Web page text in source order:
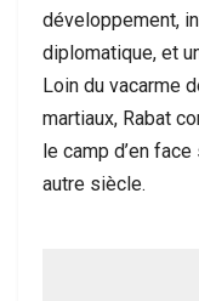
développement,
diplomatique, et
Loin du vacarme
martiaux, Rabat
le camp d’en face
autre siècle.